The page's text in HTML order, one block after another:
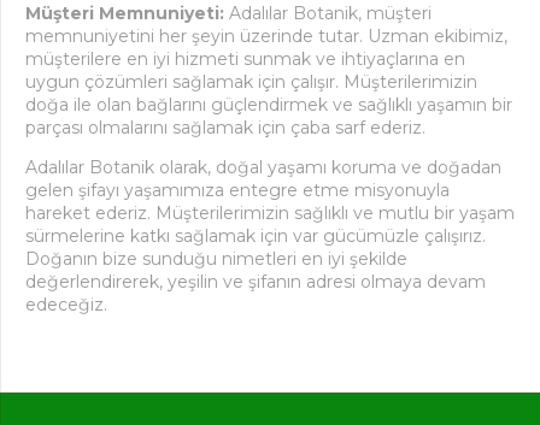
Müşteri Memnuniyeti: Adalılar Botanik, müşteri
memnuniyetini her şeyin üzerinde tutar. Uzman ekibimiz,
müşterilere en iyi hizmeti sunmak ve ihtiyaçlarına en
uygun çözümleri sağlamak için çalışır. Müşterilerimizin
doğa ile olan bağlarını güçlendirmek ve sağlıklı yaşamın bir
parçası olmalarını sağlamak için çaba sarf ederiz.
Adalılar Botanik olarak, doğal yaşamı koruma ve doğadan
gelen şifayı yaşamımıza entegre etme misyonuyla
hareket ederiz. Müşterilerimizin sağlıklı ve mutlu bir yaşam
sürmelerine katkı sağlamak için var gücümüzle çalışırız.
Doğanın bize sunduğu nimetleri en iyi şekilde
değerlendirerek, yeşilin ve şifanın adresi olmaya devam
edeceğiz.